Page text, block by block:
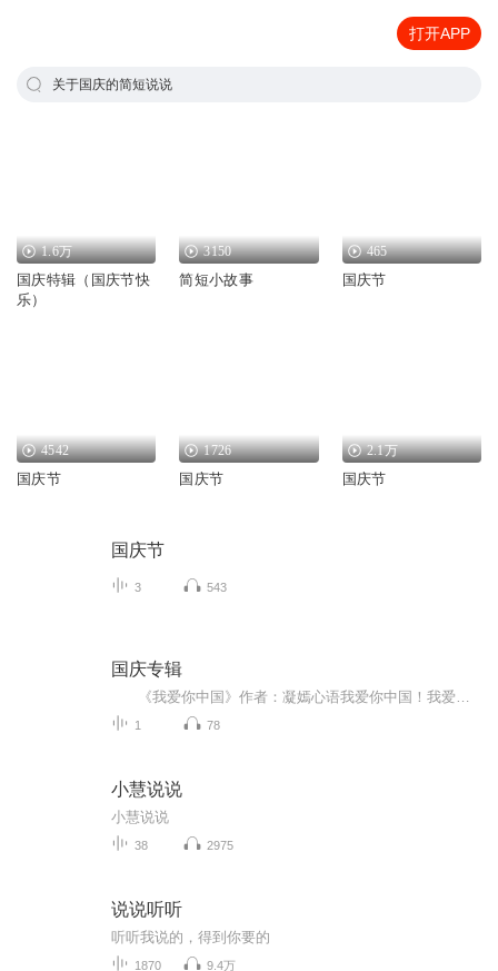
打开APP
关于国庆的简短说说
1.6万
国庆特辑（国庆节快
乐）
3150
简短小故事
465
国庆节
4542
国庆节
1726
国庆节
2.1万
国庆节
国庆节
3 543
国庆专辑
1 78
小慧说说
小慧说说
38 2975
说说听听
听听我说的，得到你要的
1870 9.4万